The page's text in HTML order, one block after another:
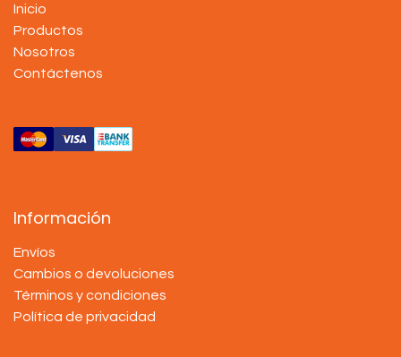
Inicio
Productos
Nosotros
Contáctenos
Información
Envíos
Cambios o devoluciones
Términos y condiciones
Política de privacidad